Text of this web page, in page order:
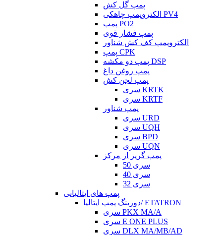
پمپ گل کش
الکتروپمپ چاهکی PV4
پمپ PO2
پمپ فشار قوی
الکتروپمپ کف کش شناور
پمپ CPK
پمپ دو مکشه DSP
پمپ روغن داغ
پمپ لجن کش
سری KRTK
سری KRTF
پمپ شناور
سری URD
سری UQH
سری BPD
سری UQN
پمپ گریز از مرکز
سری 50
سری 40
سری 32
پمپ های ایتالیایی
دوزینگ پمپ ایتالیا/ ETATRON
سری PKX MA/A
سری E ONE PLUS
سری DLX MA/MB/AD